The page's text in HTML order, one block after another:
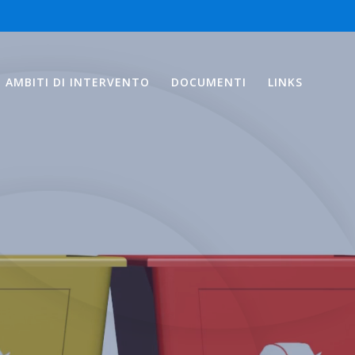
AMBITI DI INTERVENTO DOCUMENTI LINKS